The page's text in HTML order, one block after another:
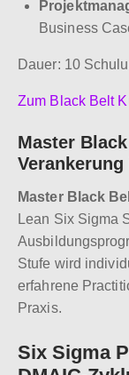
Business
Dauer: 10
Zum Black Belt
Master
Master Black
Lean Six Sigma
Stufe wird
erfahrene
Praxis.
Six Sigma